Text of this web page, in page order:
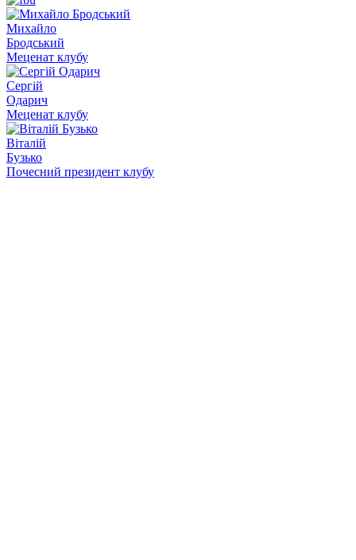
Михайло
Бродський
Меценат клубу
Сергій
Одарич
Меценат клубу
Віталій
Бузько
Почесний президент клубу